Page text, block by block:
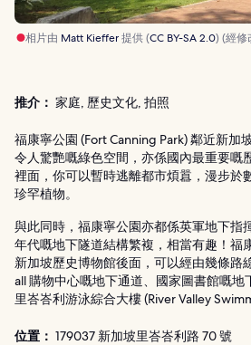
相片由 Matt Kieffer提供 (CC BY-SA 2.0) (經修
推介： 家庭, 歷史文化, 拍照
福康寧公園 (Fort Canning Park) 鄰近新加
令人驚艷嘅綠色空間，亦係國內最重要嘅
裡面，你可以暫時逃離都市煩囂，漫步於
珍罕植物。
與此同時，福康寧公園亦都係英軍地下指
年代嘅地下隧道結構繁複，相當有趣！福
新加坡歷史博物館後面，可以經由幾條路
all 購物中心嘅地下通道、國家圖書館嘅地
里峇峇利游泳綜合大樓 (River Valley
位置： 179037 新加坡里峇峇利路 70 號